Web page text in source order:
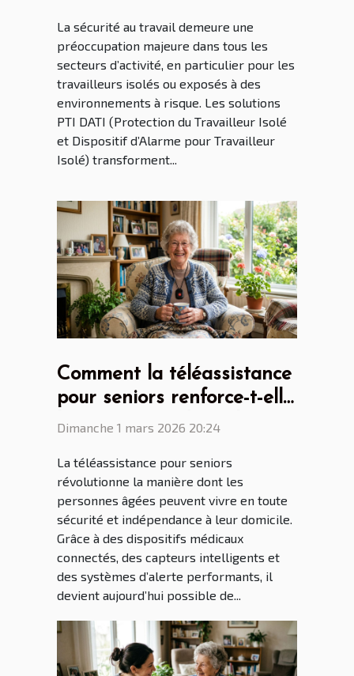
La sécurité au travail demeure une
préoccupation majeure dans tous les
secteurs d’activité, en particulier pour les
travailleurs isolés ou exposés à des
environnements à risque. Les solutions
PTI DATI (Protection du Travailleur Isolé
et Dispositif d’Alarme pour Travailleur
Isolé) transforment...
Comment la téléassistance
pour seniors renforce-t-elle
l'autonomie à domicile ?
Dimanche 1 mars 2026 20:24
La téléassistance pour seniors
révolutionne la manière dont les
personnes âgées peuvent vivre en toute
sécurité et indépendance à leur domicile.
Grâce à des dispositifs médicaux
connectés, des capteurs intelligents et
des systèmes d’alerte performants, il
devient aujourd’hui possible de...